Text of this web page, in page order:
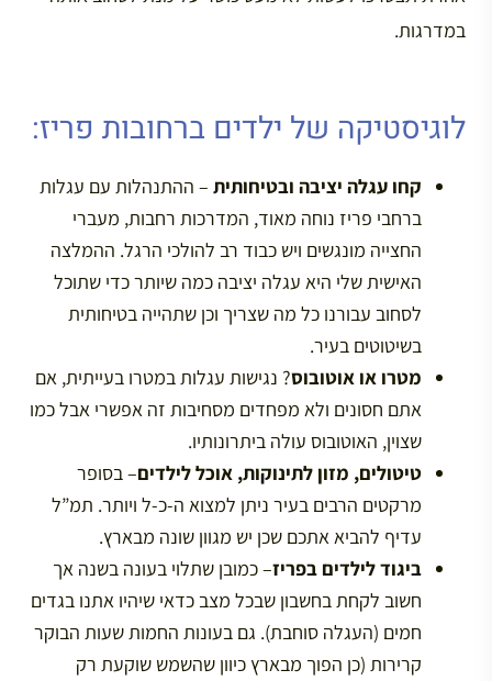
במדרגות.
לוגיסטיקה של ילדים ברחובות פריז:
קחו עגלה יציבה ובטיחותית – ההתנהלות עם עגלות
ברחבי פריז נוחה מאוד, המדרכות רחבות, מעברי
החצייה מונגשים ויש כבוד רב להולכי הרגל. ההמלצה
האישית שלי היא עגלה יציבה כמה שיותר כדי שתוכל
לסחוב עבורנו כל מה שצריך וכן שתהייה בטיחותית
בשיטוטים בעיר.
מטרו או אוטובוס? נגישות עגלות במטרו בעייתית, אם
אתם חסונים ולא מפחדים מסחיבות זה אפשרי אבל כמו
שצוין, האוטובוס עולה ביתרונותיו.
טיטולים, מזון לתינוקות, אוכל לילדים– בסופר
מרקטים הרבים בעיר ניתן למצוא ה-כ-ל ויותר. תמ”ל
עדיף להביא אתכם שכן יש מגוון שונה מבארץ.
ביגוד לילדים בפריז– כמובן שתלוי בעונה בשנה אך
חשוב לקחת בחשבון שבכל מצב כדאי שיהיו אתנו בגדים
חמים (העגלה סוחבת). גם בעונות החמות שעות הבוקר
קרירות (כן הפוך מבארץ כיוון שהשמש שוקעת רק